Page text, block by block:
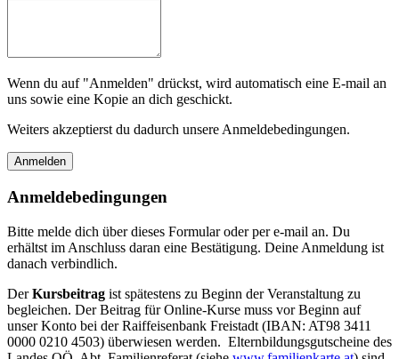
Wenn du auf "Anmelden" drückst, wird automatisch eine E-mail an
uns sowie eine Kopie an dich geschickt.
Weiters akzeptierst du dadurch unsere Anmeldebedingungen.
Anmeldebedingungen
Bitte melde dich über dieses Formular oder per e-mail an. Du
erhältst im Anschluss daran eine Bestätigung. Deine Anmeldung ist
danach verbindlich.
DerKursbeitrag ist spätestens zu Beginn der Veranstaltung zu
begleichen. Der Beitrag für Online-Kurse muss vor Beginn auf
unser Konto bei der Raiffeisenbank Freistadt (IBAN: AT98 3411
0000 0210 4503) überwiesen werden. Elternbildungsgutscheine des